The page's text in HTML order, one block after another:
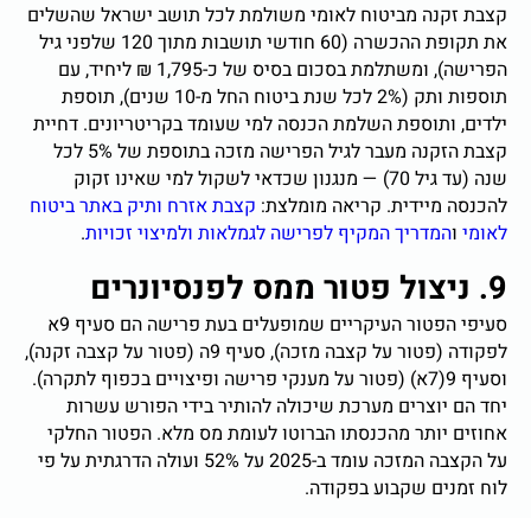
קצבת זקנה מביטוח לאומי משולמת לכל תושב ישראל שהשלים
את תקופת ההכשרה (60 חודשי תושבות מתוך 120 שלפני גיל
הפרישה), ומשתלמת בסכום בסיס של כ-1,795 ₪ ליחיד, עם
תוספות ותק (2% לכל שנת ביטוח החל מ-10 שנים), תוספת
ילדים, ותוספת השלמת הכנסה למי שעומד בקריטריונים. דחיית
קצבת הזקנה מעבר לגיל הפרישה מזכה בתוספת של 5% לכל
שנה (עד גיל 70) — מנגנון שכדאי לשקול למי שאינו זקוק
להכנסה מיידית. קריאה מומלצת: קצבת אזרח ותיק באתר ביטוח
לאומי והמדריך המקיף לפרישה לגמלאות ולמיצוי זכויות.
9. ניצול פטור ממס לפנסיונרים
סעיפי הפטור העיקריים שמופעלים בעת פרישה הם סעיף 9א
לפקודה (פטור על קצבה מזכה), סעיף 9ה (פטור על קצבה זקנה),
וסעיף 9(7א) (פטור על מענקי פרישה ופיצויים בכפוף לתקרה).
יחד הם יוצרים מערכת שיכולה להותיר בידי הפורש עשרות
אחוזים יותר מהכנסתו הברוטו לעומת מס מלא. הפטור החלקי
על הקצבה המזכה עומד ב-2025 על 52% ועולה הדרגתית על פי
לוח זמנים שקבוע בפקודה.